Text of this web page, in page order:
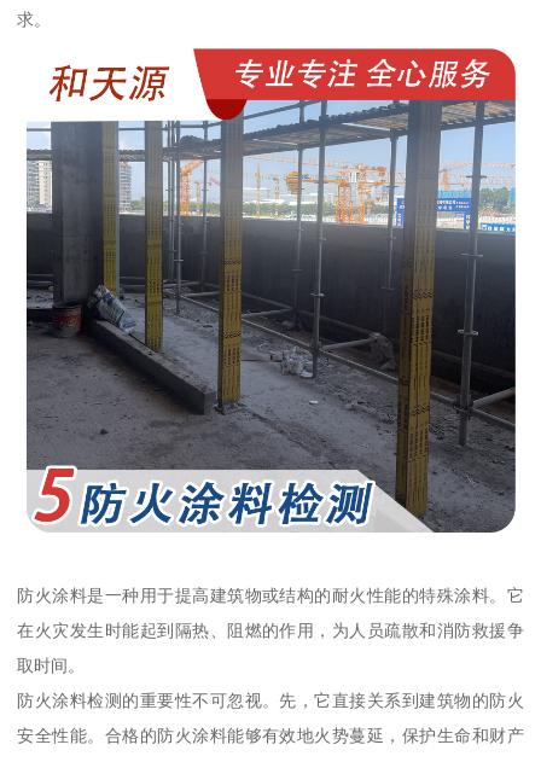
求。
防火涂料是一种用于提高建筑物或结构的耐火性能的特殊涂料。它
在火灾发生时能起到隔热、阻燃的作用，为人员疏散和消防救援争
取时间。
防火涂料检测的重要性不可忽视。先，它直接关系到建筑物的防火
安全性能。合格的防火涂料能够有效地火势蔓延，保护生命和财产